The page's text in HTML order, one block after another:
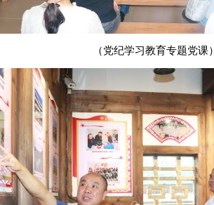
（党纪学习教育专题党课）